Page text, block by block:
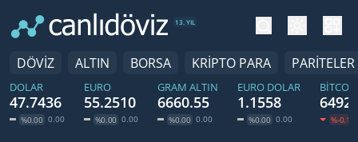
13. YIL
DÖVİZ ALTIN BORSA KRİPTO PARA PARİTELER
DOLAR
47.7436
%0.00 0.00
EURO
55.2510
%0.00 0.00
GRAM ALTIN
6660.55
%0.00 0.00
EURO DOLAR
1.1558
%0.00 0.00 %-0.16